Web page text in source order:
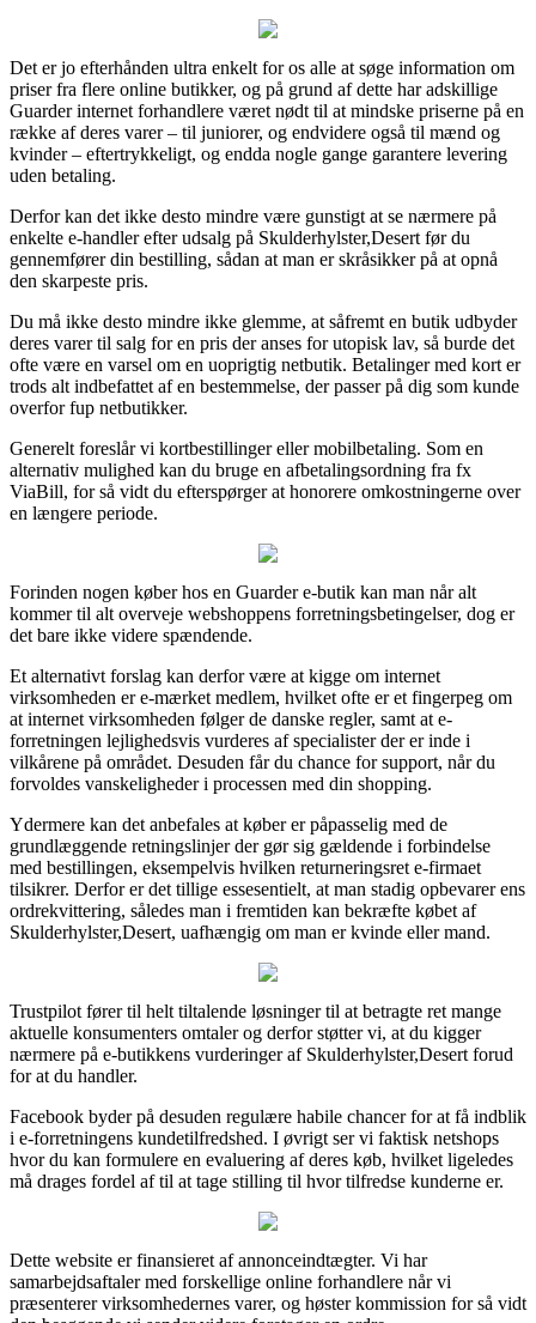
Det er jo efterhånden ultra enkelt for os alle at søge information om
priser fra flere online butikker, og på grund af dette har adskillige
Guarder internet forhandlere været nødt til at mindske priserne på en
række af deres varer – til juniorer, og endvidere også til mænd og
kvinder – eftertrykkeligt, og endda nogle gange garantere levering
uden betaling.
Derfor kan det ikke desto mindre være gunstigt at se nærmere på
enkelte e-handler efter udsalg på Skulderhylster,Desert før du
gennemfører din bestilling, sådan at man er skråsikker på at opnå
den skarpeste pris.
Du må ikke desto mindre ikke glemme, at såfremt en butik udbyder
deres varer til salg for en pris der anses for utopisk lav, så burde det
ofte være en varsel om en uoprigtig netbutik. Betalinger med kort er
trods alt indbefattet af en bestemmelse, der passer på dig som kunde
overfor fup netbutikker.
Generelt foreslår vi kortbestillinger eller mobilbetaling. Som en
alternativ mulighed kan du bruge en afbetalingsordning fra fx
ViaBill, for så vidt du efterspørger at honorere omkostningerne over
en længere periode.
Forinden nogen køber hos en Guarder e-butik kan man når alt
kommer til alt overveje webshoppens forretningsbetingelser, dog er
det bare ikke videre spændende.
Et alternativt forslag kan derfor være at kigge om internet
virksomheden er e-mærket medlem, hvilket ofte er et fingerpeg om
at internet virksomheden følger de danske regler, samt at e-
forretningen lejlighedsvis vurderes af specialister der er inde i
vilkårene på området. Desuden får du chance for support, når du
forvoldes vanskeligheder i processen med din shopping.
Ydermere kan det anbefales at køber er påpasselig med de
grundlæggende retningslinjer der gør sig gældende i forbindelse
med bestillingen, eksempelvis hvilken returneringsret e-firmaet
tilsikrer. Derfor er det tillige essesentielt, at man stadig opbevarer ens
ordrekvittering, således man i fremtiden kan bekræfte købet af
Skulderhylster,Desert, uafhængig om man er kvinde eller mand.
Trustpilot fører til helt tiltalende løsninger til at betragte ret mange
aktuelle konsumenters omtaler og derfor støtter vi, at du kigger
nærmere på e-butikkens vurderinger af Skulderhylster,Desert forud
for at du handler.
Facebook byder på desuden regulære habile chancer for at få indblik
i e-forretningens kundetilfredshed. I øvrigt ser vi faktisk netshops
hvor du kan formulere en evaluering af deres køb, hvilket ligeledes
må drages fordel af til at tage stilling til hvor tilfredse kunderne er.
Dette website er finansieret af annonceindtægter. Vi har
samarbejdsaftaler med forskellige online forhandlere når vi
præsenterer virksomhedernes varer, og høster kommission for så vidt